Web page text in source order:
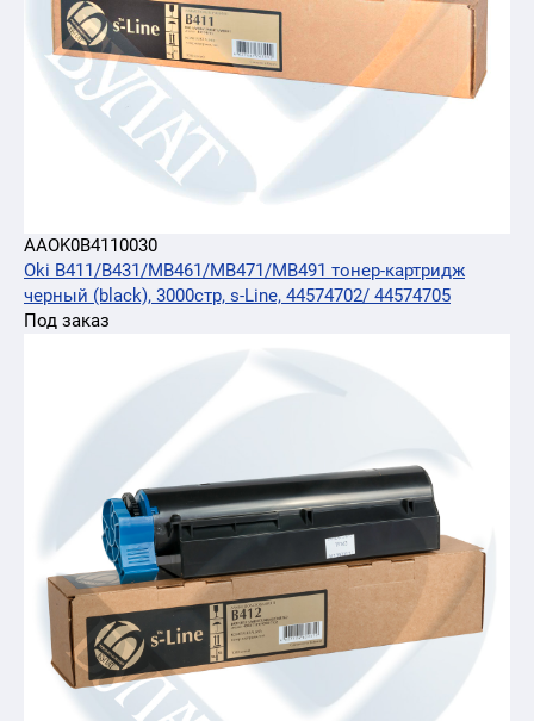
AAOK0B4110030
Oki B411/B431/MB461/MB471/MB491 тонер-картридж
черный (black), 3000стр, s-Line, 44574702/ 44574705
Под заказ